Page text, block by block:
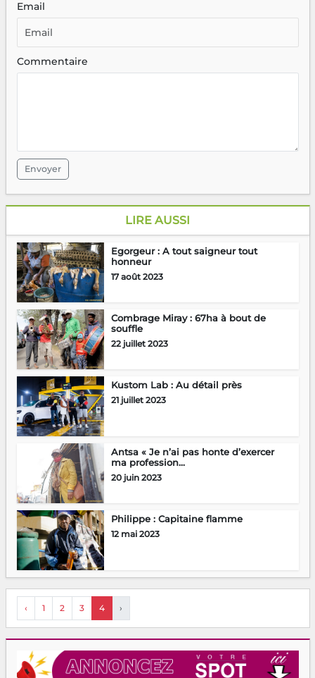
Email
Commentaire
Envoyer
LIRE AUSSI
Egorgeur : A tout saigneur tout
honneur
17 août 2023
Combrage Miray : 67ha à bout de
souffle
22 juillet 2023
Kustom Lab : Au détail près
21 juillet 2023
Antsa « Je n’ai pas honte d’exercer
ma profession...
20 juin 2023
Philippe : Capitaine flamme
12 mai 2023
‹ 1 2 3 4 ›